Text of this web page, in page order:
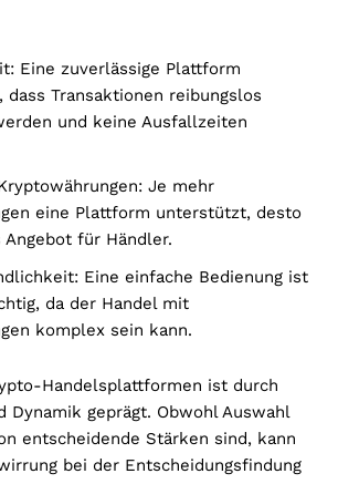
Eine zuverlässige Plattform
dass Transaktionen reibungslos
und keine Ausfallzeiten
Je mehr
eine Plattform unterstützt, desto
für Händler.
Eine einfache Bedienung ist
da der Handel mit
komplex sein kann.
Handelsplattformen ist durch
Dynamik geprägt. Obwohl Auswahl
entscheidende Stärken sind, kann
bei der Entscheidungsfindung